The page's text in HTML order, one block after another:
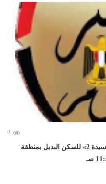
0
رئيس الوزراء يتفقد مشروع «روضة السيدة 2» للسكن البديل بمنطقة